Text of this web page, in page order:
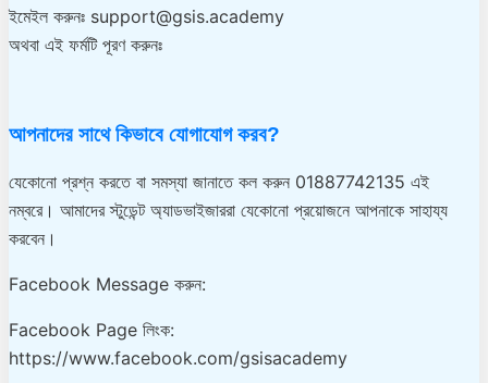
ইমেইল করুনঃ support@gsis.academy
অথবা এই ফর্মটি পূরণ করুনঃ
আপনাদের সাথে কিভাবে যোগাযোগ করব?
যেকোনো প্রশ্ন করতে বা সমস্যা জানাতে কল করুন 01887742135 এই
নম্বরে। আমাদের স্টুডেন্ট অ্যাডভাইজাররা যেকোনো প্রয়োজনে আপনাকে সাহায্য
করবেন।
Facebook Message করুন:
Facebook Page লিংক:
https://www.facebook.com/gsisacademy